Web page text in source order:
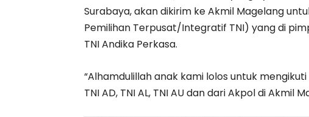
Surabaya, akan dikirim ke Akmil Magelang
Pemilihan Terpusat/Integratif TNI) yang di
TNI Andika Perkasa.
“Alhamdulillah anak kami lolos untuk
TNI AD, TNI AL, TNI AU dan dari Akpol di Akmil